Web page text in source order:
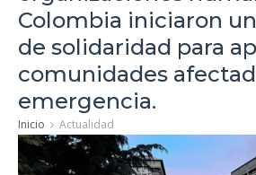
Colombia iniciaron
de solidaridad para
comunidades
emergencia.
Inicio Actualidad